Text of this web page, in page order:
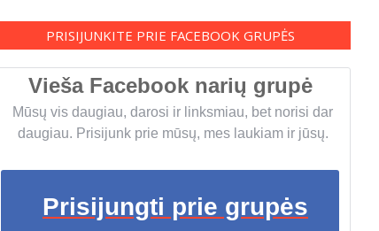
PRISIJUNKITE PRIE FACEBOOK GRUPĖS
Vieša Facebook narių grupė
Mūsų vis daugiau, darosi ir linksmiau, bet norisi dar
daugiau. Prisijunk prie mūsų, mes laukiam ir jūsų.
Prisijungti prie grupės